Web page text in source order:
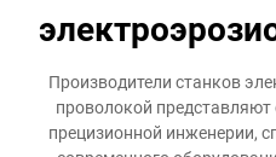
Производители станков
проволокой представляют
прецизионной инженерии,